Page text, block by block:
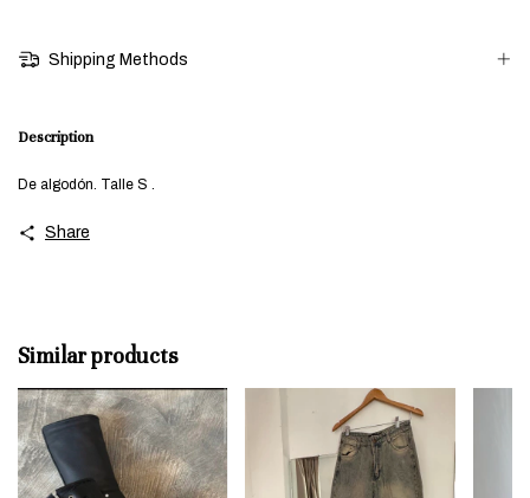
Shipping Methods
Description
De algodón. Talle S .
Share
Similar products